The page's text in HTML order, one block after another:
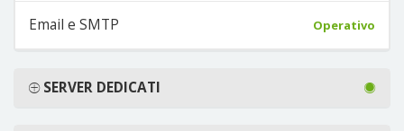
Email e SMTP Operativo
SERVER DEDICATI